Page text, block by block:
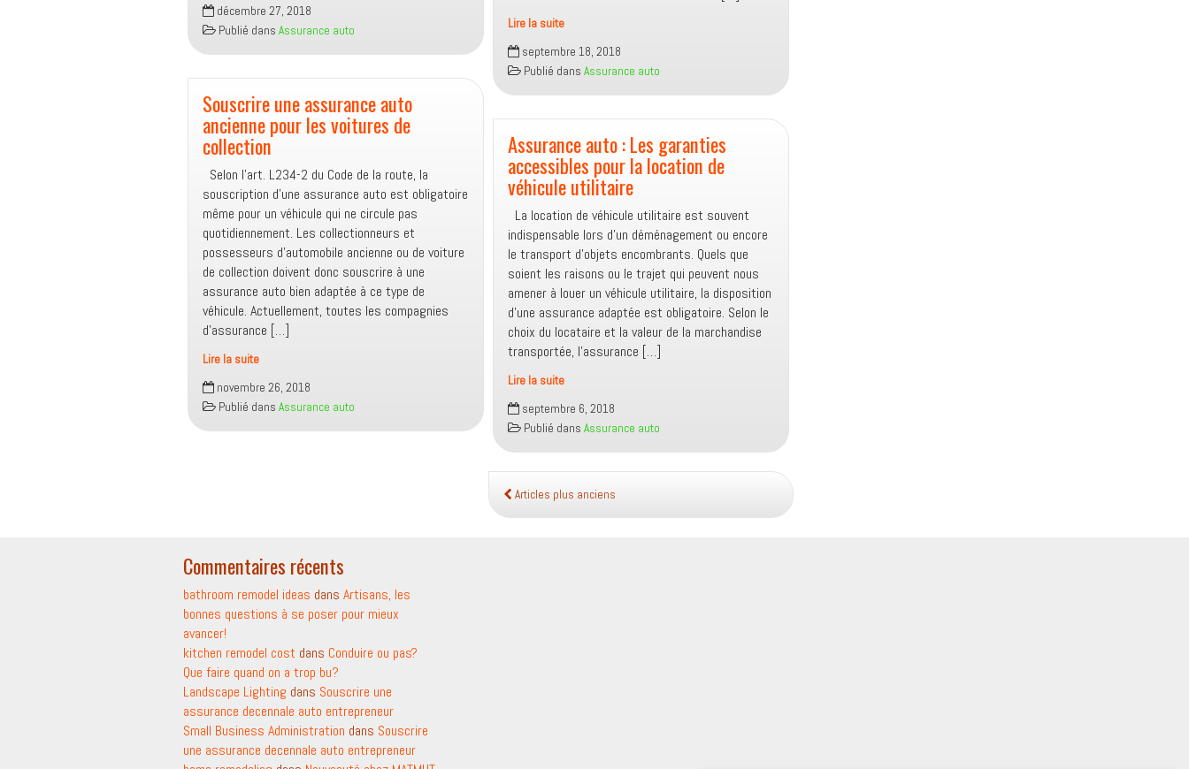
d’une
assurance
auto
dans
un
monde
qui
bouge
décembre 27, 2018
Publié dans Assurance auto
Souscrire une assurance auto
ancienne pour les voitures de
collection
Selon l’art. L234-2 du Code de la route, la
souscription d’une assurance auto est obligatoire
même pour un véhicule qui ne circule pas
quotidiennement. Les collectionneurs et
possesseurs d’automobile ancienne ou de voiture
de collection doivent donc souscrire à une
assurance auto bien adaptée à ce type de
véhicule. Actuellement, toutes les compagnies
d’assurance […]
Lire la suite
Souscrire
une
assurance
auto
novembre 26, 2018
Publié dans Assurance auto
Lire la suite
Assurance
auto
résilié :
Que
faire
en
cas
de
diminution
des
risques
couverts ?
septembre 18, 2018
Publié dans Assurance auto
Assurance auto : Les garanties
accessibles pour la location de
véhicule utilitaire
La location de véhicule utilitaire est souvent
indispensable lors d’un déménagement ou encore
le transport d’objets encombrants. Quels que
soient les raisons ou le trajet qui peuvent nous
amener à louer un véhicule utilitaire, la disposition
d’une assurance adaptée est obligatoire. Selon le
choix du locataire et la valeur de la marchandise
transportée, l’assurance […]
Lire la suite
Assurance
auto :
Les
garanties
accessibles
pour
la
septembre 6, 2018
Publié dans Assurance auto
Articles plus anciens
Commentaires récents
bathroom remodel ideas dans Artisans, les
bonnes questions à se poser pour mieux
avancer!
kitchen remodel cost dans Conduire ou pas?
Que faire quand on a trop bu?
Landscape Lighting dans Souscrire une
assurance decennale auto entrepreneur
Small Business Administration dans Souscrire
une assurance decennale auto entrepreneur